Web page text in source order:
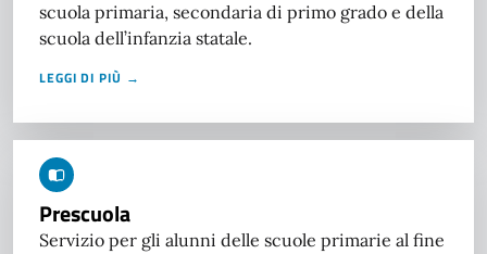
scuola primaria, secondaria di primo grado e della
scuola dell’infanzia statale.
LEGGI DI PIÙ →
Prescuola
Servizio per gli alunni delle scuole primarie al fine